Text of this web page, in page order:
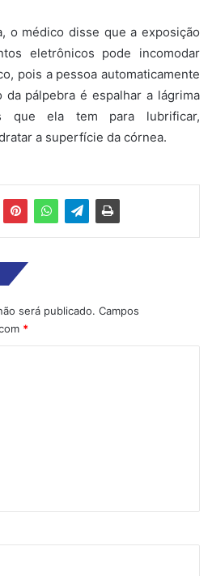
o médico disse que a exposição
eletrônicos pode incomodar
pois a pessoa automaticamente
da pálpebra é espalhar a lágrima
que ela tem para lubrificar,
a superfície da córnea.
será publicado. Campos
*